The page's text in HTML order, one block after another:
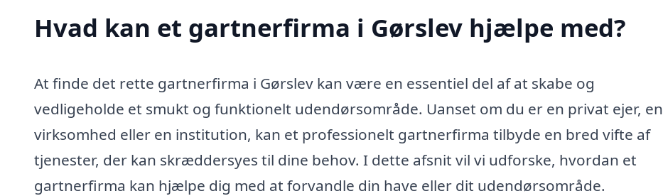
Hvad kan et gartnerfirma i Gørslev hjælpe med?
At finde det rette gartnerfirma i Gørslev kan være en essentiel del af at skabe og
vedligeholde et smukt og funktionelt udendørsområde. Uanset om du er en privat ejer, en
virksomhed eller en institution, kan et professionelt gartnerfirma tilbyde en bred vifte af
tjenester, der kan skræddersyes til dine behov. I dette afsnit vil vi udforske, hvordan et
gartnerfirma kan hjælpe dig med at forvandle din have eller dit udendørsområde.